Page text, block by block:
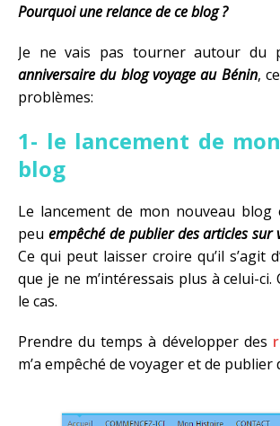
Pourquoi une relance de ce blog ?
Je ne vais pas tourner autour du
anniversaire du blog voyage au Bénin,
problèmes:
1- le lancement de
blog
Le lancement de mon nouveau blog
peu empêché de publier des articles sur
Ce qui peut laisser croire qu’il s’agit
que je ne m’intéressais plus à celui-ci.
le cas.
Prendre du temps à développer des
m’a empêché de voyager et de publier